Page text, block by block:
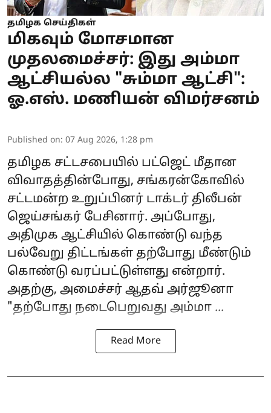
தமிழக செய்திகள்
மிகவும் மோசமான
முதலமைச்சர்: இது அம்மா
ஆட்சியல்ல "சும்மா ஆட்சி":
ஓ.எஸ். மணியன் விமர்சனம்
Published on: 07 Aug 2026, 1:28 pm
தமிழக சட்டசபையில் பட்ஜெட் மீதான
விவாதத்தின்போது, சங்கரன்கோவில்
சட்டமன்ற உறுப்பினர் டாக்டர் திலீபன்
ஜெய்சங்கர் பேசினார். அப்போது,
அதிமுக ஆட்சியில் கொண்டு வந்த
பல்வேறு திட்டங்கள் தற்போது மீண்டும்
கொண்டு வரப்பட்டுள்ளது என்றார்.
அதற்கு, அமைச்சர் ஆதவ் அர்ஜூனா
"தற்போது நடைபெறுவது அம்மா ...
Read More